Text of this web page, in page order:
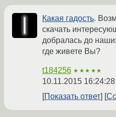
Какая гадость.
скачать
добралась до
где живете Вы?
t184256 ★★★★★
10.11.2015
Показать ответ